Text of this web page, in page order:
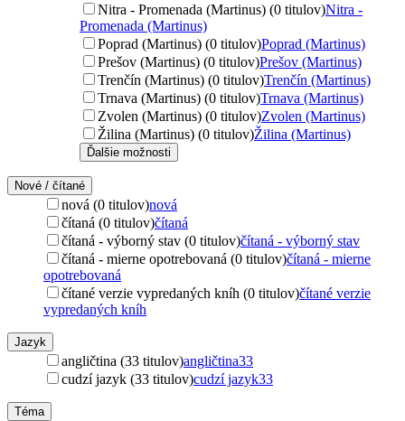
Nitra - Promenada (Martinus) (0 titulov)Nitra -
Promenada (Martinus)
Poprad (Martinus) (0 titulov)Poprad (Martinus)
Prešov (Martinus) (0 titulov)Prešov (Martinus)
Trenčín (Martinus) (0 titulov)Trenčín (Martinus)
Trnava (Martinus) (0 titulov)Trnava (Martinus)
Zvolen (Martinus) (0 titulov)Zvolen (Martinus)
Žilina (Martinus) (0 titulov)Žilina (Martinus)
Ďalšie možnosti
Nové / čítané
nová (0 titulov)nová
čítaná (0 titulov)čítaná
čítaná - výborný stav (0 titulov)čítaná - výborný stav
čítaná - mierne opotrebovaná (0 titulov)čítaná - mierne
opotrebovaná
čítané verzie vypredaných kníh (0 titulov)čítané verzie
vypredaných kníh
Jazyk
angličtina (33 titulov)angličtina33
cudzí jazyk (33 titulov)cudzí jazyk33
Téma